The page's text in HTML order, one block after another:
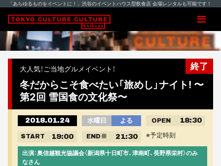
「あらゆるものをイベントに！」渋谷のイベントハウス型飲食店 会場レンタルも可能です！
終了
大人気！ご当地グルメイベント！
冬だからこそ食べたい「旅めし」ナイト! 〜
第2回 雪国食の文化祭〜
2018.01.24 水曜日 よる OPEN 18:30
START 19:00 END ※ 21:30 ※予定時刻
出演：奥信越観光協議会（新潟県十日町市、津南町、長野県栄村）のみ
なさん